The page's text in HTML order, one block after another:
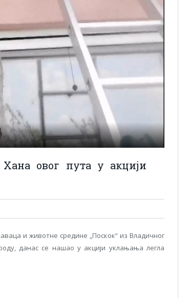
овог пута у акцији
и животне средине „Поскок“ из Владичног
данас се нашао у акцији уклањања легла